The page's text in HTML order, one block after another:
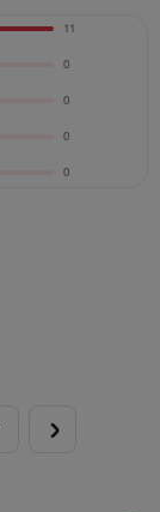
11
0
0
0
0